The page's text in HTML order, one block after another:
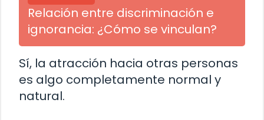
Relación entre discriminación e
ignorancia: ¿Cómo se vinculan?
Sí, la atracción hacia otras personas
es algo completamente normal y
natural.